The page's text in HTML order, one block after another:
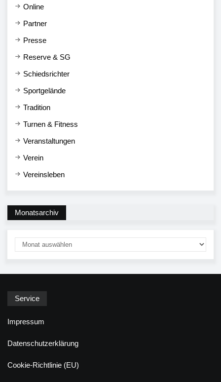
Online
Partner
Presse
Reserve & SG
Schiedsrichter
Sportgelände
Tradition
Turnen & Fitness
Veranstaltungen
Verein
Vereinsleben
Monatsarchiv
Service
Impressum
Datenschutzerklärung
Cookie-Richtlinie (EU)